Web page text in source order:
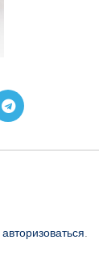
авторизоваться